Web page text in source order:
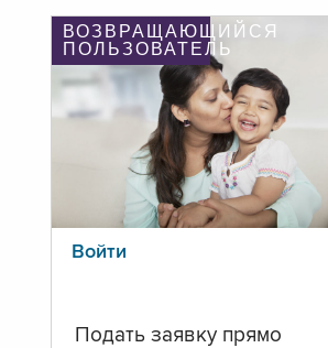
ВОЗВРАЩАЮЩИЙСЯ
ПОЛЬЗОВАТЕЛЬ
Войти
Подать заявку прямо